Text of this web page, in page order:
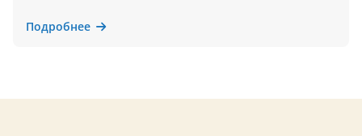
Подробнее